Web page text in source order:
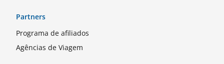
Partners
Programa de afiliados
Agências de Viagem